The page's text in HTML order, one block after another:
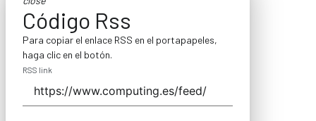
Código Rss
Para copiar el enlace RSS en el portapapeles,
haga clic en el botón.
RSS link